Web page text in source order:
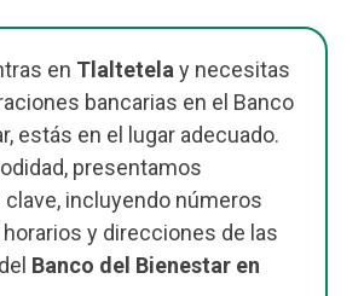
en Tlaltetela y necesitas
bancarias en el Banco
estás en el lugar adecuado.
presentamos
incluyendo números
y direcciones de las
Banco del Bienestar en